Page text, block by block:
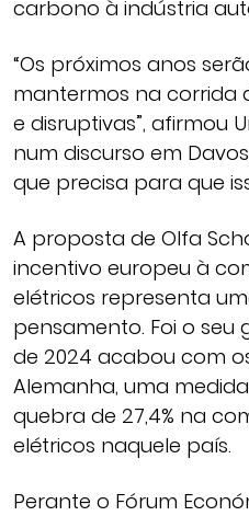
carbono à indústria
“Os próximos anos
mantermos na corrida
e disruptivas”, afirmou
num discurso em
que precisa para que
A proposta de Olfa
incentivo europeu à
elétricos representa
pensamento. Foi o seu
de 2024 acabou com
Alemanha, uma
quebra de 27,4% na
elétricos naquele país.
Perante o Fórum